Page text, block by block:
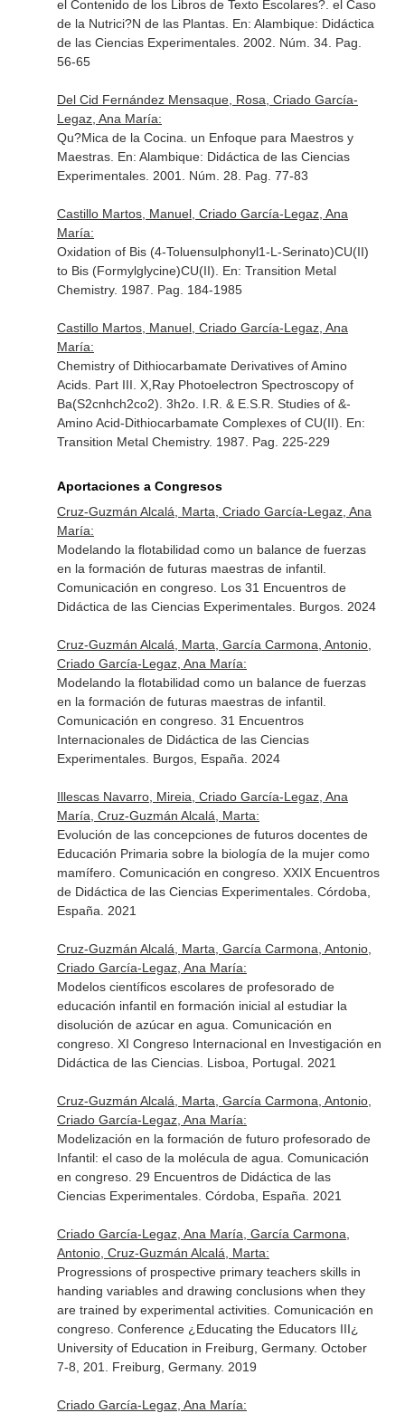
el Contenido de los Libros de Texto Escolares?. el Caso
de la Nutrici?N de las Plantas. En: Alambique: Didáctica
de las Ciencias Experimentales. 2002. Núm. 34. Pag.
56-65
Del Cid Fernández Mensaque, Rosa, Criado García-
Legaz, Ana María:
Qu?Mica de la Cocina. un Enfoque para Maestros y
Maestras. En: Alambique: Didáctica de las Ciencias
Experimentales. 2001. Núm. 28. Pag. 77-83
Castillo Martos, Manuel, Criado García-Legaz, Ana
María:
Oxidation of Bis (4-Toluensulphonyl1-L-Serinato)CU(II)
to Bis (Formylglycine)CU(II). En: Transition Metal
Chemistry. 1987. Pag. 184-1985
Castillo Martos, Manuel, Criado García-Legaz, Ana
María:
Chemistry of Dithiocarbamate Derivatives of Amino
Acids. Part III. X,Ray Photoelectron Spectroscopy of
Ba(S2cnhch2co2). 3h2o. I.R. & E.S.R. Studies of &-
Amino Acid-Dithiocarbamate Complexes of CU(II). En:
Transition Metal Chemistry. 1987. Pag. 225-229
Aportaciones a Congresos
Cruz-Guzmán Alcalá, Marta, Criado García-Legaz, Ana
María:
Modelando la flotabilidad como un balance de fuerzas
en la formación de futuras maestras de infantil.
Comunicación en congreso. Los 31 Encuentros de
Didáctica de las Ciencias Experimentales. Burgos. 2024
Cruz-Guzmán Alcalá, Marta, García Carmona, Antonio,
Criado García-Legaz, Ana María:
Modelando la flotabilidad como un balance de fuerzas
en la formación de futuras maestras de infantil.
Comunicación en congreso. 31 Encuentros
Internacionales de Didáctica de las Ciencias
Experimentales. Burgos, España. 2024
Illescas Navarro, Mireia, Criado García-Legaz, Ana
María, Cruz-Guzmán Alcalá, Marta:
Evolución de las concepciones de futuros docentes de
Educación Primaria sobre la biología de la mujer como
mamífero. Comunicación en congreso. XXIX Encuentros
de Didáctica de las Ciencias Experimentales. Córdoba,
España. 2021
Cruz-Guzmán Alcalá, Marta, García Carmona, Antonio,
Criado García-Legaz, Ana María:
Modelos científicos escolares de profesorado de
educación infantil en formación inicial al estudiar la
disolución de azúcar en agua. Comunicación en
congreso. XI Congreso Internacional en Investigación en
Didáctica de las Ciencias. Lisboa, Portugal. 2021
Cruz-Guzmán Alcalá, Marta, García Carmona, Antonio,
Criado García-Legaz, Ana María:
Modelización en la formación de futuro profesorado de
Infantil: el caso de la molécula de agua. Comunicación
en congreso. 29 Encuentros de Didáctica de las
Ciencias Experimentales. Córdoba, España. 2021
Criado García-Legaz, Ana María, García Carmona,
Antonio, Cruz-Guzmán Alcalá, Marta:
Progressions of prospective primary teachers skills in
handing variables and drawing conclusions when they
are trained by experimental activities. Comunicación en
congreso. Conference ¿Educating the Educators III¿
University of Education in Freiburg, Germany. October
7-8, 201. Freiburg, Germany. 2019
Criado García-Legaz, Ana María: